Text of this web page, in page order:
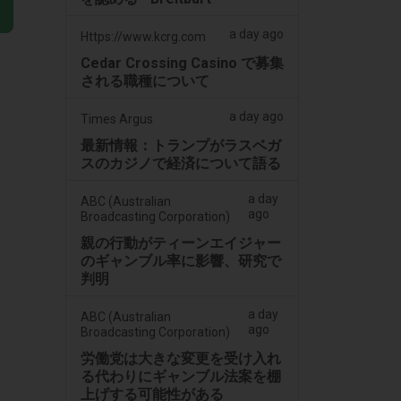
Https://www.kcrg.com a day ago
Cedar Crossing Casino で募集
される職種について
Times Argus a day ago
最新情報：トランプがラスベガ
スのカジノで経済について語る
ABC (Australian
Broadcasting Corporation)
a day
ago
親の行動がティーンエイジャー
のギャンブル率に影響、研究で
判明
ABC (Australian
Broadcasting Corporation)
a day
ago
労働党は大きな変更を受け入れ
る代わりにギャンブル法案を棚
上げする可能性がある